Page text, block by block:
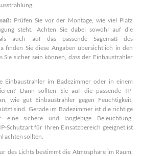
Prüfen Sie vor der Montage, wie viel Platz
steht. Achten Sie dabei sowohl auf die
auch auf das passende Sägemaß des
finden Sie diese Angaben übersichtlich in den
Sie sicher sein können, dass der Einbaustrahler
Einbaustrahler im Badezimmer oder in einem
Dann sollten Sie auf die passende IP-
wie gut Einbaustrahler gegen Feuchtigkeit,
sind. Gerade im Badezimmer ist die richtige
eine sichere und langlebige Beleuchtung.
Schutzart für Ihren Einsatzbereich geeignet ist
achten sollten.
des Lichts bestimmt die Atmosphäre im Raum.